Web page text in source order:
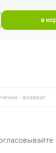
- возврат
в